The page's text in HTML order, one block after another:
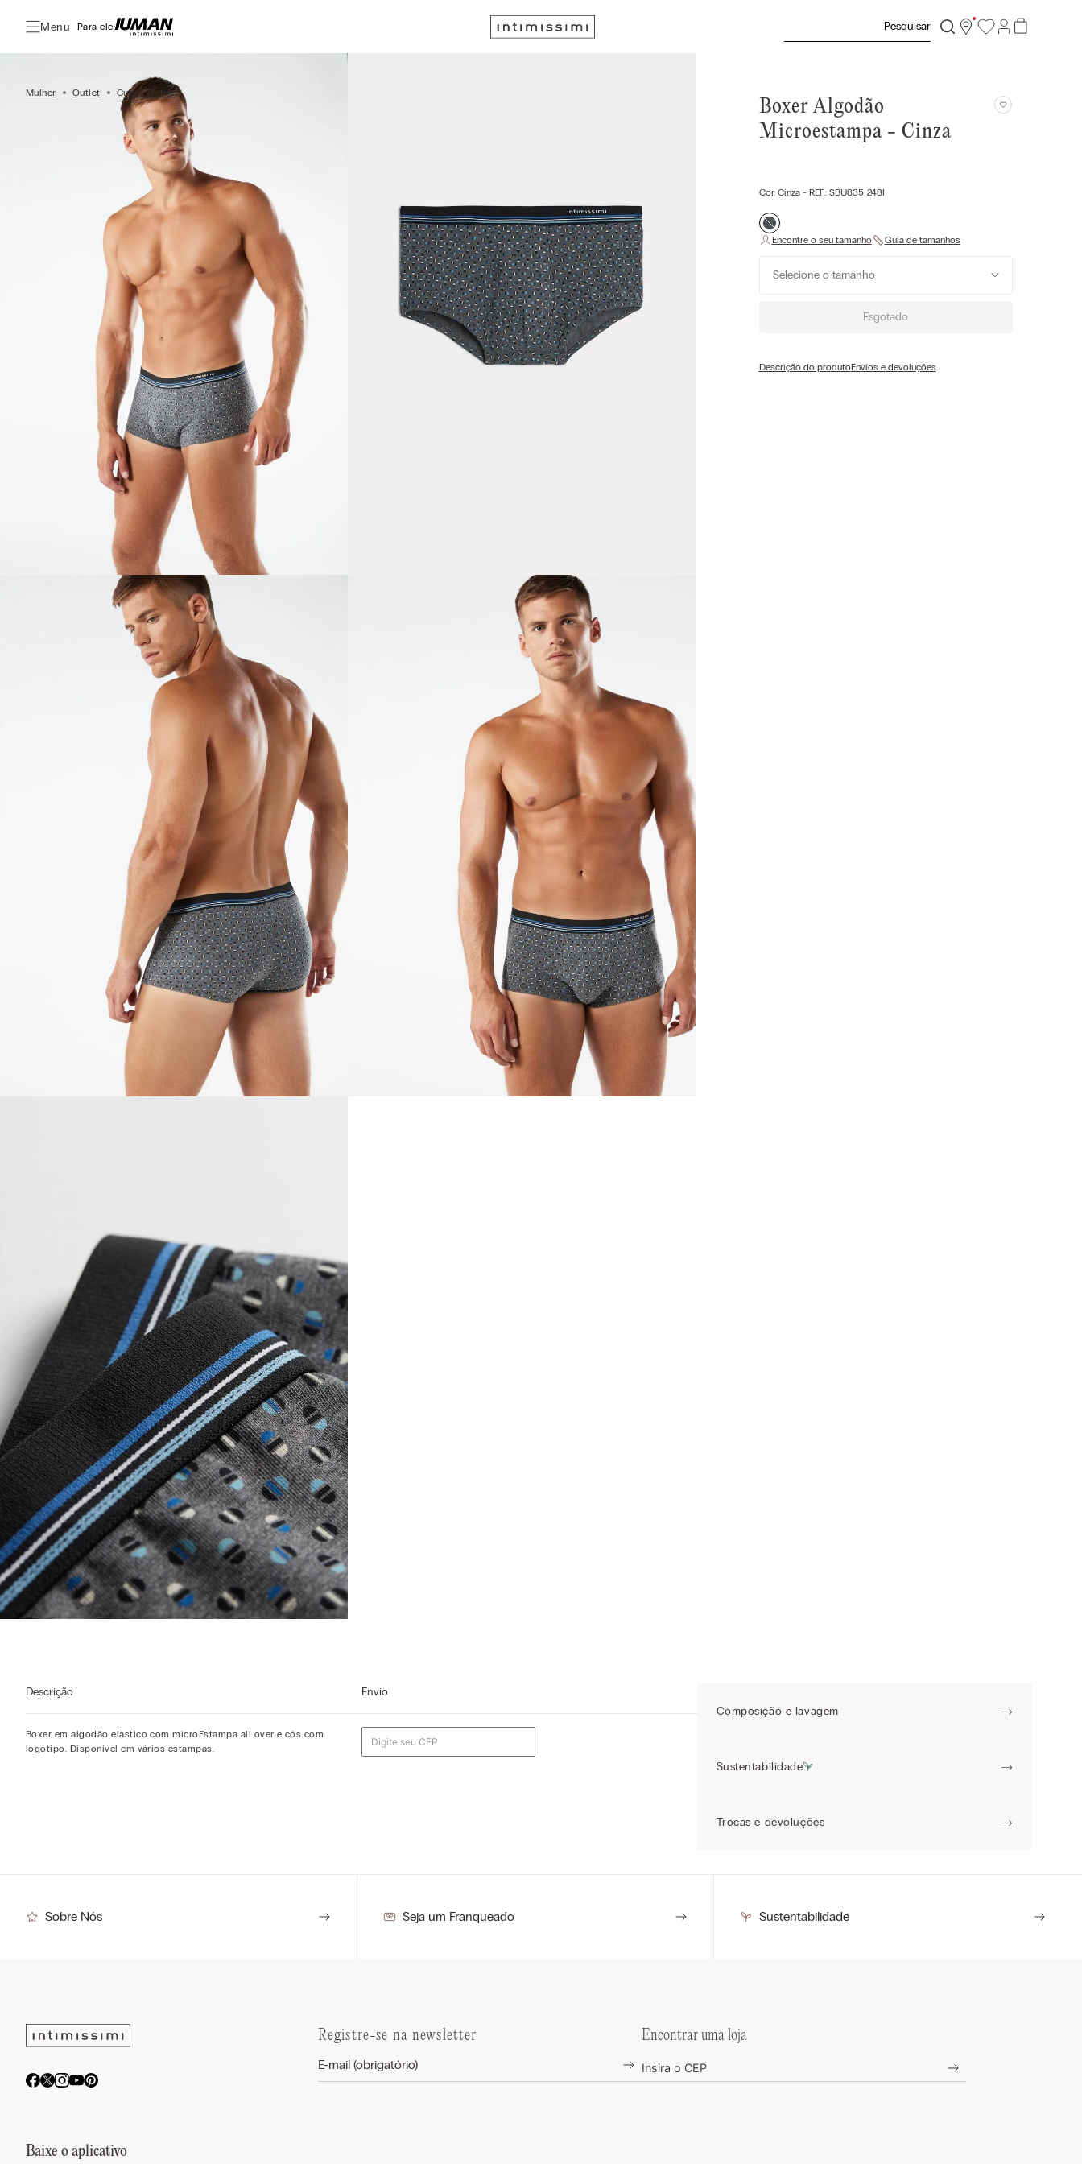
Menu Para ele:
Mulher Outlet Cueca Outlet
Boxer Algodão
Microestampa - Cinza
Cor: Cinza- REF.: SBU835_248I
Selecione o tamanho
Esgotado
Descrição do produtoEnvios e devoluções
Descrição
Boxer em algodão elástico com microEstampa all over e cós com
logótipo. Disponível em vários estampas.
Envio
Composição e lavagem
Sustentabilidade
Trocas e devoluções
Sobre Nós Seja um Franqueado Sustentabilidade
Baixe o aplicativo
Registre-se na newsletter Encontrar uma loja